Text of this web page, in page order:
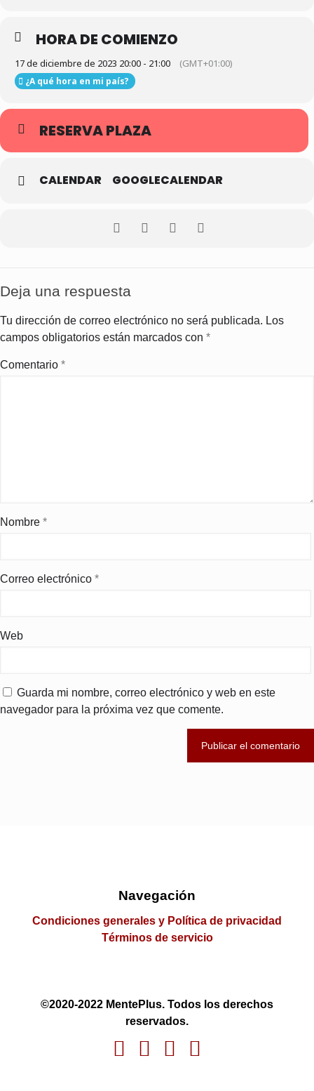
HORA DE COMIENZO
17 de diciembre de 2023 20:00 - 21:00 (GMT+01:00)
¿A qué hora en mi país?
RESERVA PLAZA
CALENDAR GOOGLECALENDAR
Deja una respuesta
Tu dirección de correo electrónico no será publicada. Los
campos obligatorios están marcados con *
Comentario *
Nombre *
Correo electrónico *
Web
Guarda mi nombre, correo electrónico y web en este
navegador para la próxima vez que comente.
Navegación
Condiciones generales y Política de privacidad
Términos de servicio
©2020-2022 MentePlus. Todos los derechos
reservados.